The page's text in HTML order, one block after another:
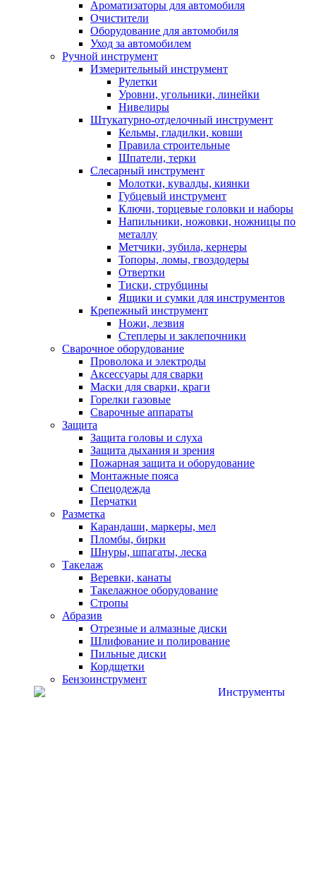
Ароматизаторы для автомобиля
Очистители
Оборудование для автомобиля
Уход за автомобилем
Ручной инструмент
Измерительный инструмент
Рулетки
Уровни, угольники, линейки
Нивелиры
Штукатурно-отделочный инструмент
Кельмы, гладилки, ковши
Правила строительные
Шпатели, терки
Слесарный инструмент
Молотки, кувалды, киянки
Губцевый инструмент
Ключи, торцевые головки и наборы
Напильники, ножовки, ножницы по
металлу
Метчики, зубила, кернеры
Топоры, ломы, гвоздодеры
Отвертки
Тиски, струбцины
Ящики и сумки для инструментов
Крепежный инструмент
Ножи, лезвия
Степлеры и заклепочники
Сварочное оборудование
Проволока и электроды
Аксессуары для сварки
Маски для сварки, краги
Горелки газовые
Сварочные аппараты
Защита
Защита головы и слуха
Защита дыхания и зрения
Пожарная защита и оборудование
Монтажные пояса
Спецодежда
Перчатки
Разметка
Карандаши, маркеры, мел
Пломбы, бирки
Шнуры, шпагаты, леска
Такелаж
Веревки, канаты
Такелажное оборудование
Стропы
Абразив
Отрезные и алмазные диски
Шлифование и полирование
Пильные диски
Кордщетки
Бензоинструмент